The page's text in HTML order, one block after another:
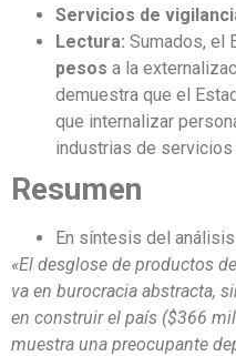
Servicios de
Lectura: Sumados, el
pesos a la
demuestra que el
que internalizar
industrias de servicios
Resumen
En síntesis del
«El desglose de productos
va en burocracia abstracta,
en construir el país ($366
muestra una preocupante